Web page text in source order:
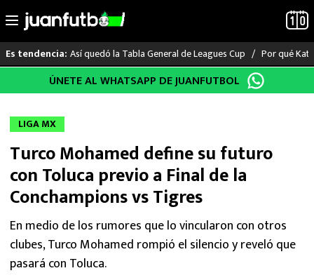
al
Es tendencia: Así quedó la Tabla General de Leagues Cup Por qué
LO ÚLTIMO
LIGA MX
RAYADOS
PUMAS
ATLANTE
SELECCIÓN MEXICANA
ÚNETE AL WHATSAPP DE JUANFUTBOL
LIGA MX
Turco Mohamed define su futuro
con Toluca previo a Final de la
Conchampions vs Tigres
En medio de los rumores que lo vincularon con otros
clubes, Turco Mohamed rompió el silencio y reveló que
pasará con Toluca.